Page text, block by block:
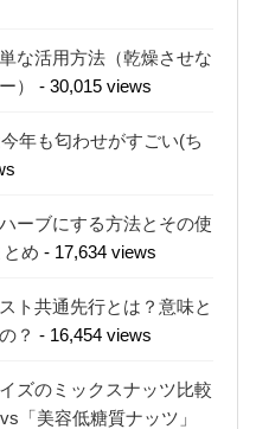
な活用方法（乾燥させな
）
- 30,015 views
年も匂わせがすごい(ち
ーブにする方法とその使
め - 17,634 views
ト共通先行とは？意味と
？ - 16,454 views
ズのミックスナッツ比較
「美容低糖質ナッツ」